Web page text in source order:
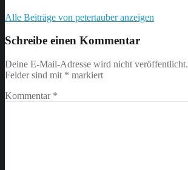
Alle Beiträge von petertauber anzeigen
back
main
navigation
Schreibe einen Kommentar
Deine E-Mail-Adresse wird nicht veröffentlicht.
Felder sind mit * markiert
Kommentar *